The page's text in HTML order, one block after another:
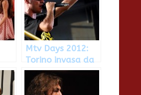
Mtv Days 2012:
Torino invasa da
100.000
spettatori